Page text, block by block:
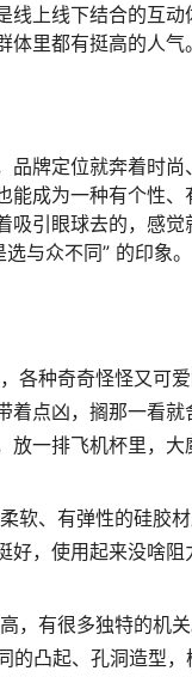
线上线下结合的互
里都有挺高的人气。
品牌定位就奔着时
能成为一种有个性
吸引眼球去的，感
与众不同” 的印象。
各种奇奇怪怪又可
着点凶，搁那一看
放一排飞机杯里，
软、有弹性的硅胶
好，使用起来没啥
，有很多独特的机
的凸起、孔洞造型